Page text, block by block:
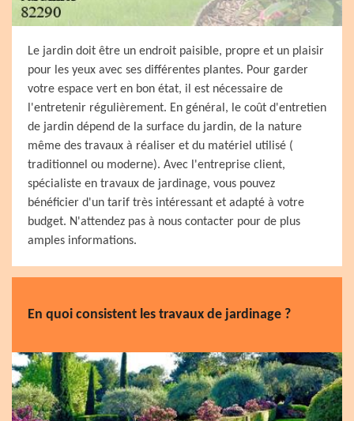
Le jardin doit être un endroit paisible, propre et un plaisir
pour les yeux avec ses différentes plantes. Pour garder
votre espace vert en bon état, il est nécessaire de
l'entretenir régulièrement. En général, le coût d'entretien
de jardin dépend de la surface du jardin, de la nature
même des travaux à réaliser et du matériel utilisé (
traditionnel ou moderne). Avec l'entreprise client,
spécialiste en travaux de jardinage, vous pouvez
bénéficier d'un tarif très intéressant et adapté à votre
budget. N'attendez pas à nous contacter pour de plus
amples informations.
En quoi consistent les travaux de jardinage ?